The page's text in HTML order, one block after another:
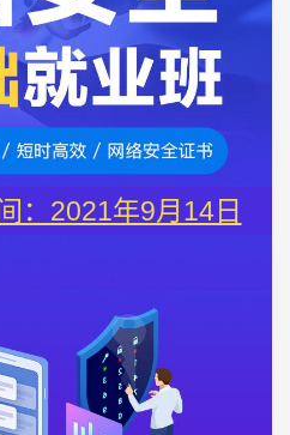
：2021年9月14日